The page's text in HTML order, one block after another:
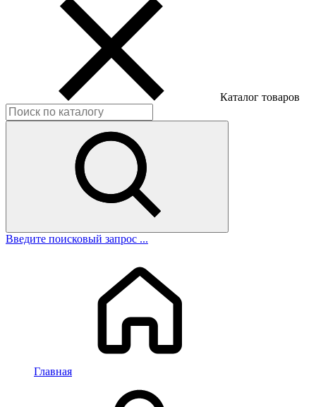
Каталог товаров
Введите поисковый запрос ...
Главная